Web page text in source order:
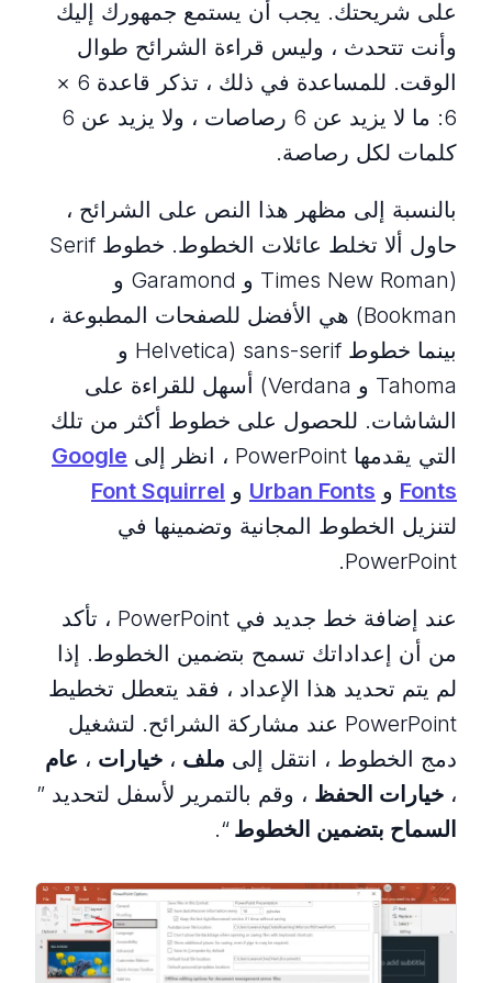
على شريحتك. يجب أن يستمع جمهورك إليك
وأنت تتحدث ، وليس قراءة الشرائح طوال
الوقت. للمساعدة في ذلك ، تذكر قاعدة 6 ×
6: ما لا يزيد عن 6 رصاصات ، ولا يزيد عن 6
كلمات لكل رصاصة.
بالنسبة إلى مظهر هذا النص على الشرائح ،
حاول ألا تخلط عائلات الخطوط. خطوط Serif
(Times New Roman و Garamond و
Bookman) هي الأفضل للصفحات المطبوعة ،
بينما خطوط sans-serif (Helvetica و
Tahoma و Verdana) أسهل للقراءة على
الشاشات. للحصول على خطوط أكثر من تلك
التي يقدمها PowerPoint ، انظر إلى
Google
Fonts و Urban Fonts و Font Squirrel
لتنزيل الخطوط المجانية وتضمينها في
PowerPoint.
عند إضافة خط جديد في PowerPoint ، تأكد
من أن إعداداتك تسمح بتضمين الخطوط. إذا
لم يتم تحديد هذا الإعداد ، فقد يتعطل تخطيط
PowerPoint عند مشاركة الشرائح. لتشغيل
دمج الخطوط ، انتقل إلى ملف ، خيارات ، عام
، خيارات الحفظ ، وقم بالتمرير لأسفل لتحديد ”
السماح بتضمين الخطوط “.